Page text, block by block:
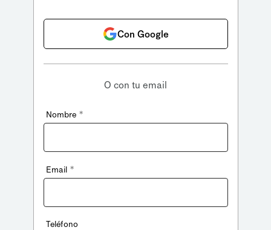
Con Google
O con tu email
Nombre *
Email *
Teléfono